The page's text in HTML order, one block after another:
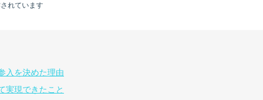
れています
入を決めた理由
実現できたこと